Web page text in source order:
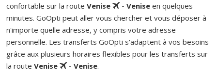
confortable sur la routeVenise - Venise en quelques
minutes. GoOpti peut aller vous chercher et vous déposer à
n'importe quelle adresse, y compris votre adresse
personnelle. Les transferts GoOpti s'adaptent à vos besoins
grâce aux plusieurs horaires flexibles pour les transferts sur
la routeVenise - Venise.